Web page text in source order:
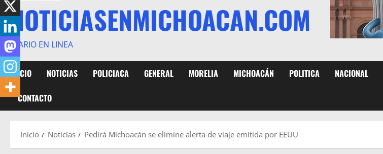
NOTICIASENMICHOACAN.COM
DIARIO EN LINEA
INICIO NOTICIAS POLICIACA GENERAL MORELIA MICHOACÁN POLITICA NACIONAL
CONTACTO
Inicio Noticias Pedirá Michoacán se elimine alerta de viaje emitida por EEUU